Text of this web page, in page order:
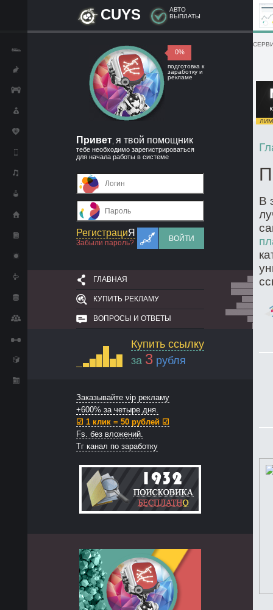
CUYS
АВТО
ВЫПЛАТЫ
0%
подготовка к
заработку и
рекламе
Привет я твой помощник
тебе необходимо зарегистрироваться
для начала работы в системе
РегистрациЯ
Забыли пароль?
ВОЙТИ
ГЛАВНАЯ
КУПИТЬ РЕКЛАМУ
ВОПРОСЫ И ОТВЕТЫ
Купить ссылку
за 3 рубля
Заказывайте vip рекламу
+600% за четыре дня.
☑ 1 клик = 50 рублей ☑
Fs. без вложений.
Тг канал по заработку
В